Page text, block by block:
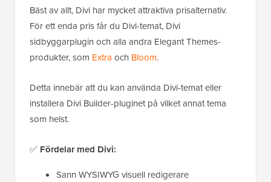
Bäst av allt, Divi har mycket attraktiva prisalternativ.
För ett enda pris får du Divi-temat, Divi
sidbyggarplugin och alla andra Elegant Themes-
produkter, som Extra och Bloom.
Detta innebär att du kan använda Divi-temat eller
installera Divi Builder-pluginet på vilket annat tema
som helst.
✅ Fördelar med Divi:
Sann WYSIWYG visuell redigerare